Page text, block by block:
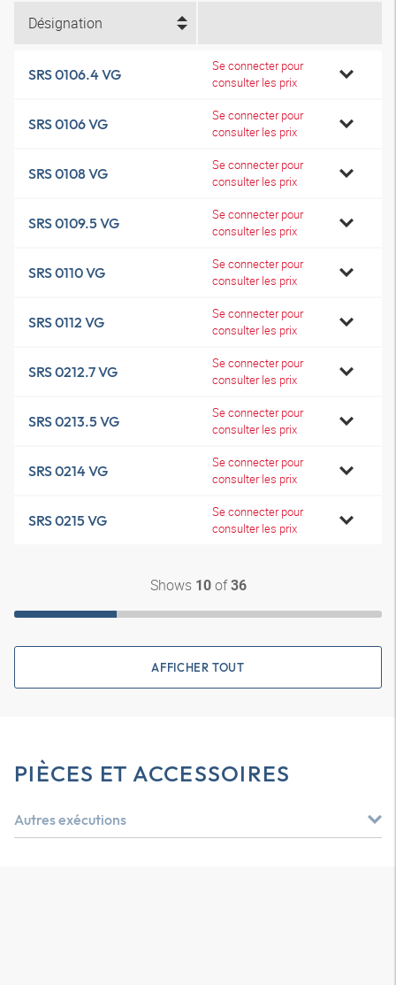
Désignation
SRS 0106.4 VG
Se connecter pour
consulter les prix
SRS 0106 VG
Se connecter pour
consulter les prix
SRS 0108 VG
Se connecter pour
consulter les prix
SRS 0109.5 VG
Se connecter pour
consulter les prix
SRS 0110 VG
Se connecter pour
consulter les prix
SRS 0112 VG
Se connecter pour
consulter les prix
SRS 0212.7 VG
Se connecter pour
consulter les prix
SRS 0213.5 VG
Se connecter pour
consulter les prix
SRS 0214 VG
Se connecter pour
consulter les prix
SRS 0215 VG
Se connecter pour
consulter les prix
Shows 10of36
AFFICHER TOUT
PIÈCES ET ACCESSOIRES
Autres exécutions